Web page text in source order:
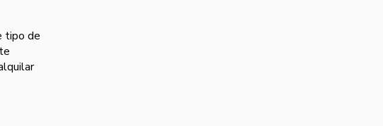
tipo de